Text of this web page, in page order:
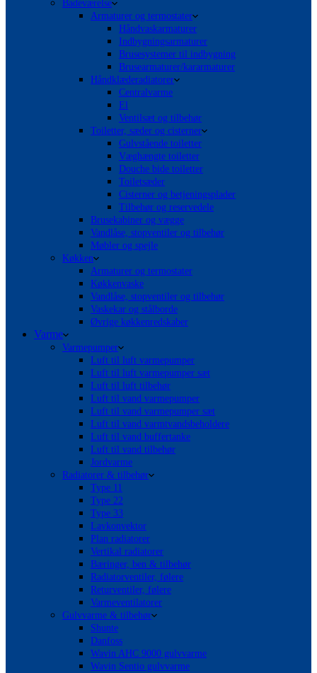
Badeværelse
Armaturer og termostater
Håndvaskarmaturer
Indbygningsarmaturer
Brusesystemer til indbygning
Brusearmaturer/kararmaturer
Håndklæderadiatorer
Centralvarme
El
Ventilsæt og tilbehør
Toiletter, sæder og cisterner
Gulvstående toiletter
Væghængte toiletter
Douche bide toiletter
Toiletsæder
Cisterner og betjeningsplader
Tilbehør og reservedele
Brusekabiner og vægge
Vandlåse, stopventiler og tilbehør
Møbler og spejle
Køkken
Armaturer og termostater
Køkkenvaske
Vandlåse, stopventiler og tilbehør
Vaskekar og stålborde
Øvrige køkkenredskaber
Varme
Varmepumper
Luft til luft varmepumper
Luft til luft varmepumper sæt
Luft til luft tilbehør
Luft til vand varmepumper
Luft til vand varmepumper sæt
Luft til vand varmtvandsbeholdere
Luft til vand buffertanke
Luft til vand tilbehør
Jordvarme
Radiatorer & tilbehør
Type 11
Type 22
Type 33
Lavkonvektor
Plan radiatorer
Vertikal radiatorer
Bæringer, ben & tilbehør
Radiatorventiler, følere
Returventiler, følere
Varmeventilatorer
Gulvvarme & tilbehør
Shunte
Danfoss
Wavin AHC 9000 gulvvarme
Wavin Sentio gulvvarme